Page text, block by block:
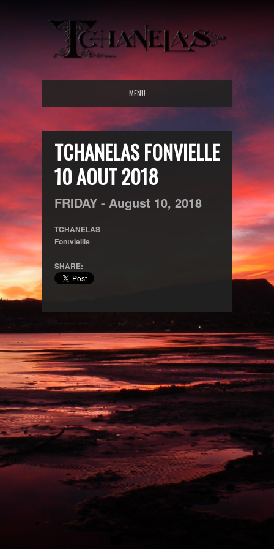
MENU
TCHANELAS FONVIELLE
10 AOUT 2018
FRIDAY - August 10, 2018
TCHANELAS
Fontvieille
SHARE: